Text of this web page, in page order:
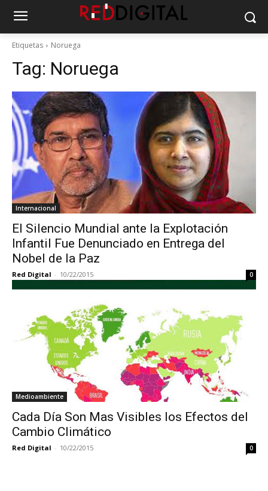
Etiquetas Noruega
Tag: Noruega
Internacional
El Silencio Mundial ante la Explotación
Infantil Fue Denunciado en Entrega del
Nobel de la Paz
Red Digital - 10/22/2015 0
Medioambiente
Cada Día Son Mas Visibles los Efectos del
Cambio Climático
Red Digital - 10/22/2015 0